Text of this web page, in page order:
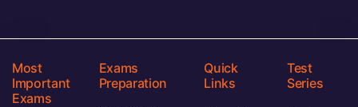
Most
Important
Exams
Exams
Preparation
Quick
Links
Test
Series